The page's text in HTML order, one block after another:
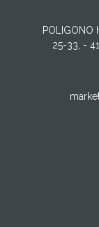
POLIGONO
25-33, -